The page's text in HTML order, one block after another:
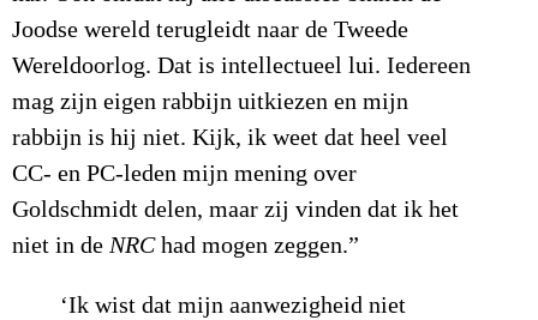
Joodse wereld terugleidt naar de Tweede
Wereldoorlog. Dat is intellectueel lui. Iedereen
mag zijn eigen rabbijn uitkiezen en mijn
rabbijn is hij niet. Kijk, ik weet dat heel veel
CC- en PC-leden mijn mening over
Goldschmidt delen, maar zij vinden dat ik het
niet in de NRChad mogen zeggen.”
‘Ik wist dat mijn aanwezigheid niet